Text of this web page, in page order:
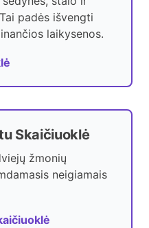
padės išvengti
laikysenos.
Skaičiuoklė
žmonių
neigiamais